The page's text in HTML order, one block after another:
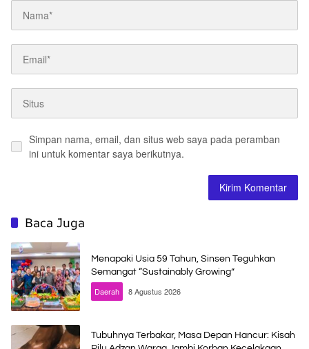
Simpan nama, email, dan situs web saya pada peramban
ini untuk komentar saya berikutnya.
Baca Juga
Menapaki Usia 59 Tahun, Sinsen Teguhkan
Semangat “Sustainably Growing”
Daerah 8 Agustus 2026
Tubuhnya Terbakar, Masa Depan Hancur: Kisah